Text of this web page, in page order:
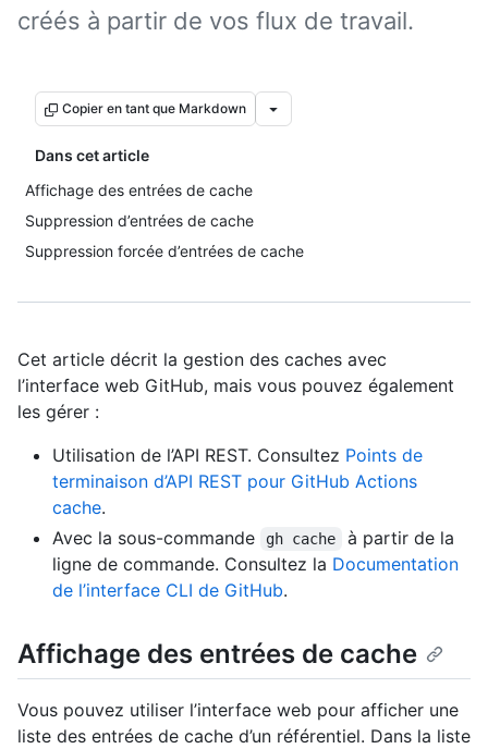
créés à partir de vos flux de travail.
Copier en tant que Markdown
Dans cet article
Affichage des entrées de cache
Suppression d’entrées de cache
Suppression forcée d’entrées de cache
Cet article décrit la gestion des caches avec
l’interface web GitHub, mais vous pouvez également
les gérer :
Utilisation de l’API REST. Consultez Points de
terminaison d’API REST pour GitHub Actions
cache.
Avec la sous-commande
gh cache
à partir de la
ligne de commande. Consultez la Documentation
de l’interface CLI de GitHub.
Affichage des entrées de cache
Vous pouvez utiliser l’interface web pour afficher une
liste des entrées de cache d’un référentiel. Dans la liste